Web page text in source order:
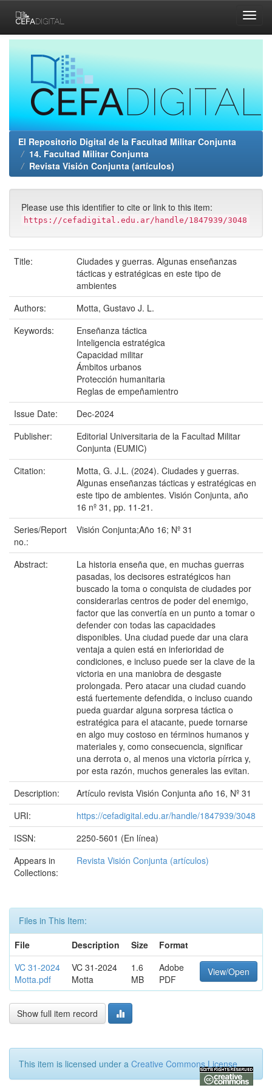
navigation
El Repositorio Digital de la Facultad Militar Conjunta
14. Facultad Militar Conjunta
Revista Visión Conjunta (artículos)
Please use this identifier to cite or link to this item:
https://cefadigital.edu.ar/handle/1847939/3048
Title:
Ciudades y guerras. Algunas enseñanzas
tácticas y estratégicas en este tipo de
ambientes
Authors:
Motta, Gustavo J. L.
Keywords:
Enseñanza táctica
Inteligencia estratégica
Capacidad militar
Ámbitos urbanos
Protección humanitaria
Reglas de empeñamientro
Issue Date:
Dec-2024
Publisher:
Editorial Universitaria de la Facultad Militar
Conjunta (EUMIC)
Citation:
Motta, G. J.L. (2024). Ciudades y guerras.
Algunas enseñanzas tácticas y estratégicas en
este tipo de ambientes. Visión Conjunta, año
16 nº 31, pp. 11-21.
Series/Report
no.:
Visión Conjunta;Año 16; Nº 31
Abstract:
La historia enseña que, en muchas guerras
pasadas, los decisores estratégicos han
buscado la toma o conquista de ciudades por
considerarlas centros de poder del enemigo,
factor que las convertía en un punto a tomar o
defender con todas las capacidades
disponibles. Una ciudad puede dar una clara
ventaja a quien está en inferioridad de
condiciones, e incluso puede ser la clave de la
victoria en una maniobra de desgaste
prolongada. Pero atacar una ciudad cuando
está fuertemente defendida, o incluso cuando
pueda guardar alguna sorpresa táctica o
estratégica para el atacante, puede tornarse
en algo muy costoso en términos humanos y
materiales y, como consecuencia, significar
una derrota o, al menos una victoria pírrica y,
por esta razón, muchos generales las evitan.
Description:
Artículo revista Visión Conjunta año 16, Nº 31
URI:
https://cefadigital.edu.ar/handle/1847939/3048
ISSN:
2250-5601 (En línea)
Appears in
Collections:
Revista Visión Conjunta (artículos)
Files in This Item:
File
Description Size
Format
VC 31-2024
Motta.pdf
VC 31-2024
Motta
1.6
MB
Adobe
PDF
View/Open
Show full item record
This item is licensed under a Creative Commons License